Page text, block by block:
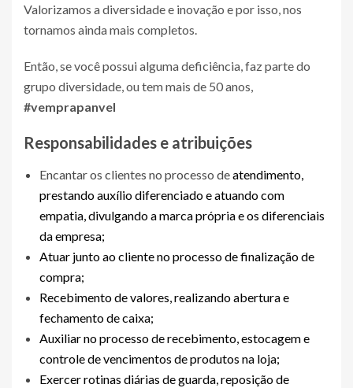
Valorizamos a diversidade e inovação e por isso, nos
tornamos ainda mais completos.
Então, se você possui alguma deficiência, faz parte do
grupo diversidade, ou tem mais de 50 anos,
#vemprapanvel
Responsabilidades e atribuições
Encantar os clientes no processo deatendimento,
prestando auxílio diferenciado e atuando com
empatia, divulgando a marca própria e os diferenciais
da empresa;
Atuar junto ao cliente no processo de finalização de
compra;
Recebimento de valores, realizando abertura e
fechamento de caixa;
Auxiliar no processo de recebimento, estocagem e
controle de vencimentos de produtos na loja;
Exercer rotinas diárias de guarda, reposição de